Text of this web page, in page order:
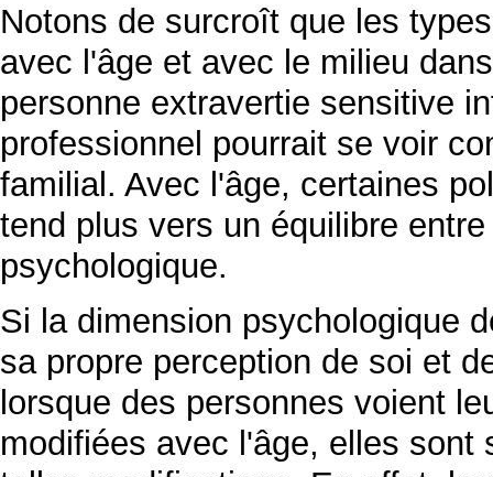
Notons de surcroît que les
avec l'âge et avec le milieu
personne extravertie sensitive
professionnel pourrait se voir
familial. Avec l'âge, certaines
tend plus vers un équilibre
psychologique.
Si la dimension psychologique
sa propre perception de soi et
lorsque des personnes voient
modifiées avec l'âge, elles